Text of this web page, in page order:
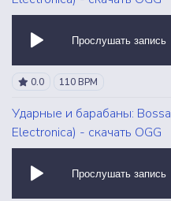
Прослушать запись
0.0 110 BPM
Ударные и барабаны:
Electronica) - скачать OGG
Прослушать запись